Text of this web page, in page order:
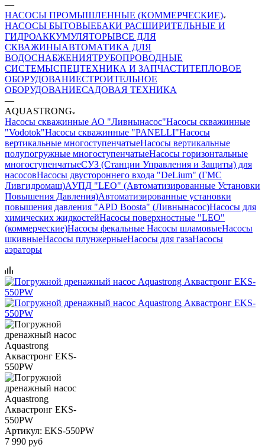
—
НАСОСЫ ПРОМЫШЛЕННЫЕ (КОММЕРЧЕСКИЕ)
НАСОСЫ БЫТОВЫЕБАКИ РАСШИРИТЕЛЬНЫЕ И
ГИДРОАККУМУЛЯТОРЫВСЕ ДЛЯ
СКВАЖИНЫАВТОМАТИКА ДЛЯ
ВОДОСНАБЖЕНИЯТРУБОПРОВОДНЫЕ
СИСТЕМЫСПЕЦТЕХНИКА И ЗАПЧАСТИТЕПЛОВОЕ
ОБОРУДОВАНИЕСТРОИТЕЛЬНОЕ
ОБОРУДОВАНИЕСАДОВАЯ ТЕХНИКА
—
AQUASTRONG
Насосы скважинные АО "Ливнынасос"Насосы скважинные
"Vodotok"Насосы скважинные "PANELLI"Насосы
вертикальные многоступенчатыеНасосы вертикальные
полупогружные многоступенчатыеНасосы горизонтальные
многоступенчатыеСУЗ (Станции Управления и Защиты) для
насосовНасосы двустороннего входа "DeLium" (ГМС
Ливгидромаш)АУПД "LEO" (Автоматизированные Установки
Повышения Давления)Автоматизированные установки
повышения давления "APD Boosta" (Ливнынасос)Насосы для
химических жидкостейНасосы поверхностные "LEO"
(коммерческие)Насосы фекальные Насосы шламовыеНасосы
шкивныеНасосы плунжерныеНасосы для газаНасосы
аэраторы
Артикул: EKS-550PW
7 990 руб